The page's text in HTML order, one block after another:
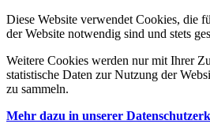
Diese Website verwendet Cookies, die
der Website notwendig sind und stets
Weitere Cookies werden nur mit Ihrer
statistische Daten zur Nutzung der
zu sammeln.
Mehr dazu in unserer